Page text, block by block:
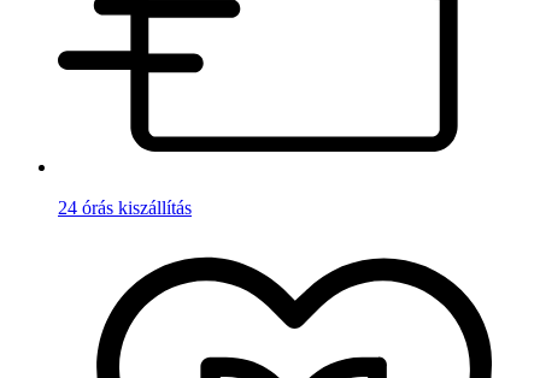
24 órás kiszállítás